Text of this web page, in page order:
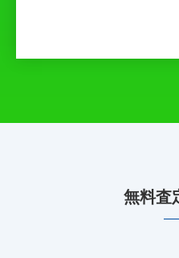
無料査